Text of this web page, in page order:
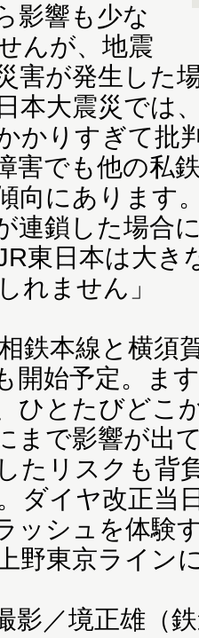
影響も少な
んが、地震
害が発生した
本大震災では
かりすぎて批
害でも他の私
向にあります
連鎖した場合
東日本は大き
れません」
鉄本線と横須
開始予定。ま
ひとたびどこ
まで影響が出
たリスクも背
ダイヤ改正当
ッシュを体験
野東京ライン
影／境正雄（